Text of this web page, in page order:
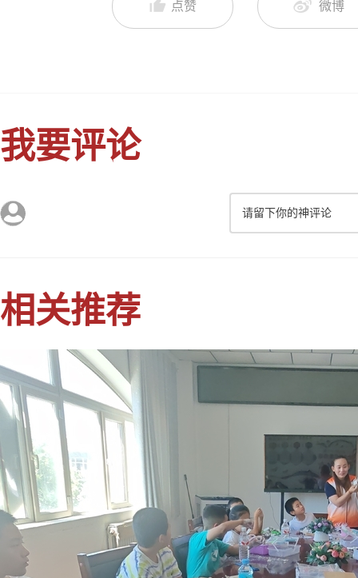
点赞 微博
我要评论
请留下你的神评论
相关推荐